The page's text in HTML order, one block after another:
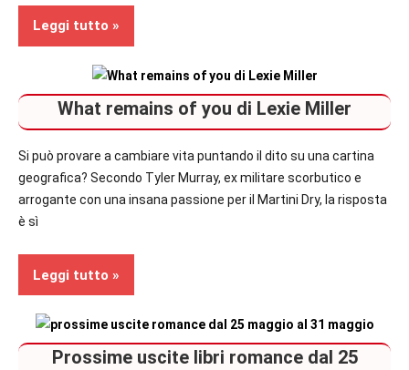
Leggi tutto
Contemporary
Romance
In
secondo
What remains of you di Lexie Miller
Si può provare a cambiare vita puntando il dito su una cartina
geografica? Secondo Tyler Murray, ex militare scorbutico e
arrogante con una insana passione per il Martini Dry, la risposta
è sì
Leggi tutto
Recensioni
Prossime uscite libri romance dal 25